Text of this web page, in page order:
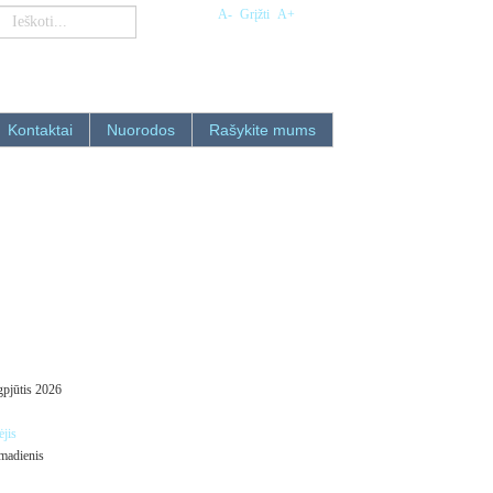
A- Grįžti A+
Kontaktai Nuorodos Rašykite mums
2026